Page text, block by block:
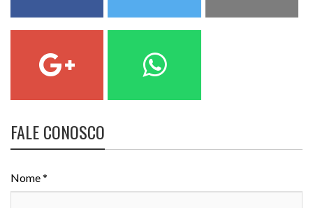
FALE CONOSCO
Nome *